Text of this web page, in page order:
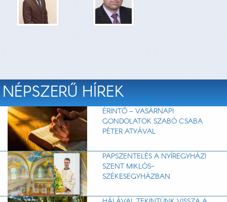
NÉPSZERŰ HÍREK
ÉRINTŐ – VASÁRNAPI
GONDOLATOK SZABÓ CSABA
PÉTER ATYÁVAL
PAPSZENTELÉS A NYÍREGYHÁZI
SZENT MIKLÓS-
SZÉKESEGYHÁZBAN